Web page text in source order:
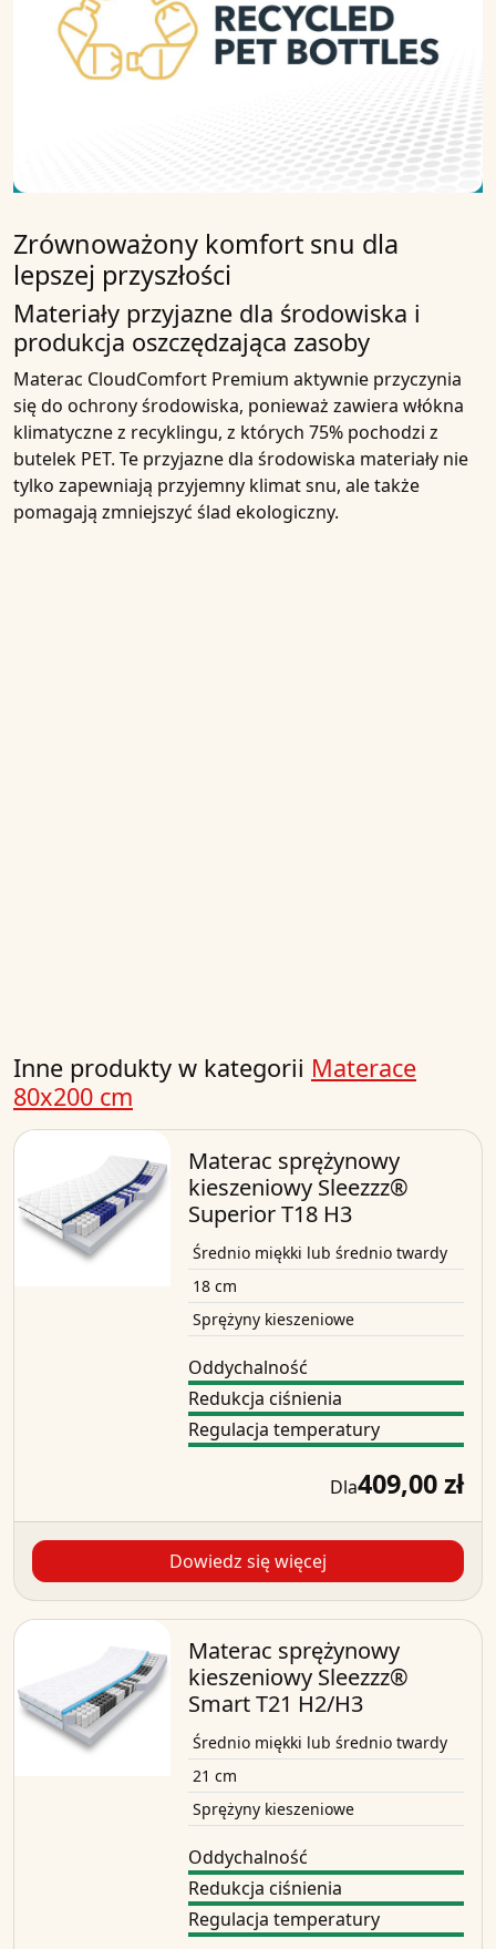
Zrównoważony komfort snu dla
lepszej przyszłości
Materiały przyjazne dla środowiska i
produkcja oszczędzająca zasoby
Materac CloudComfort Premium aktywnie przyczynia
się do ochrony środowiska, ponieważ zawiera włókna
klimatyczne z recyklingu, z których 75% pochodzi z
butelek PET. Te przyjazne dla środowiska materiały nie
tylko zapewniają przyjemny klimat snu, ale także
pomagają zmniejszyć ślad ekologiczny.
Inne produkty w kategorii Materace
80x200 cm
Materac sprężynowy
kieszeniowy Sleezzz®
Superior T18 H3
Średnio miękki lub średnio twardy
18 cm
Sprężyny kieszeniowe
Oddychalność
Redukcja ciśnienia
Regulacja temperatury
Dla409,00 zł
Dowiedz się więcej
Materac sprężynowy
kieszeniowy Sleezzz®
Smart T21 H2/H3
Średnio miękki lub średnio twardy
21 cm
Sprężyny kieszeniowe
Oddychalność
Redukcja ciśnienia
Regulacja temperatury